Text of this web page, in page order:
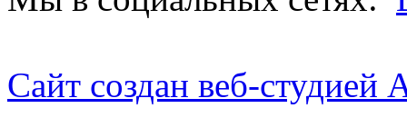
Сайт создан веб-студией